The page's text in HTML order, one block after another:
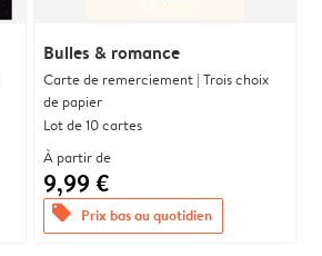
Bulles & romance
Carte de remerciement | Trois choix
de papier
Lot de 10 cartes
À partir de
9,99 €
offers Prix bas au quotidien